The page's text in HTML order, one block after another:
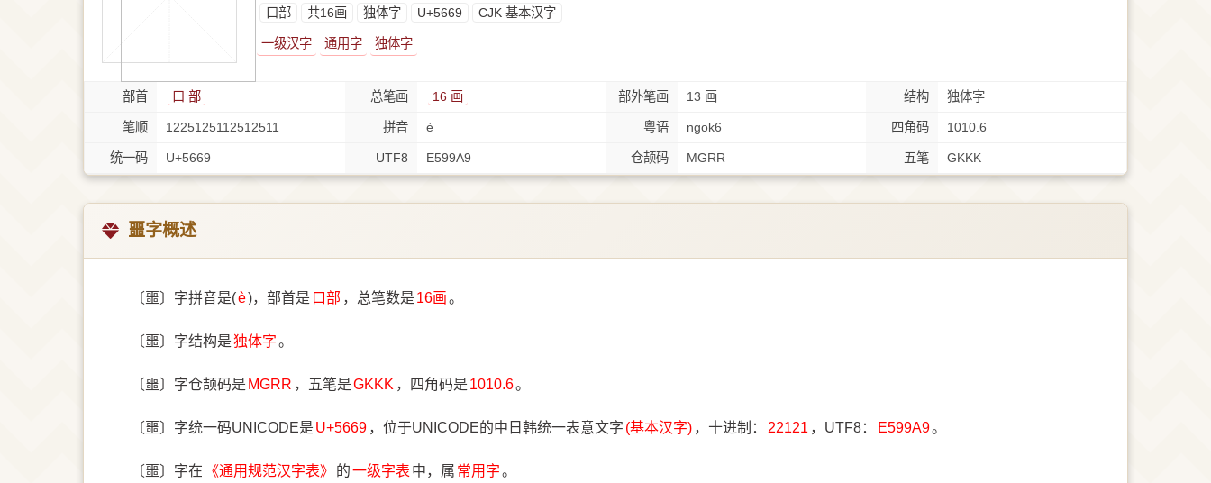
⼝部 共16画 独体字 U+5669 CJK 基本汉字
一级汉字 通用字 独体字
部首 ⼝ 部 总笔画 16 画 部外笔画 13 画 结构 独体字
笔顺 1225125112512511 拼音 è 粤语 ngok6 四角码 1010.6
统一码 U+5669 UTF8 E599A9 仓颉码 MGRR 五笔 GKKK
噩字概述
〔噩〕字拼音是(è)，部首是 ⼝部 ，总笔数是 16画。
〔噩〕字结构是独体字。
〔噩〕字仓颉码是 MGRR ，五笔是GKKK ，四角码是 1010.6。
〔噩〕字统一码UNICODE是 U+5669 ，位于UNICODE的中日韩统一表意文字 (基本汉字) ，十进制： 22121 ，UTF8： E599A9。
〔噩〕字在 《通用规范汉字表》 的一级字表 中，属 常用字。